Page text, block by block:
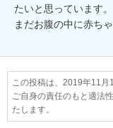
たいと思っています。
まだお腹の中に赤ち
この投稿は、2019年11月
ご自身の責任のもと適法
たします。